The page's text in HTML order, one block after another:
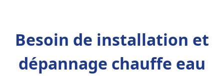
Besoin de installation et
dépannage chauffe eau